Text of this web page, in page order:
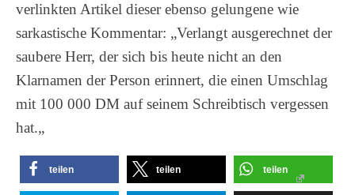
verlinkten Artikel dieser ebenso gelungene wie
sarkastische Kommentar: „Verlangt ausgerechnet der
saubere Herr, der sich bis heute nicht an den
Klarnamen der Person erinnert, die einen Umschlag
mit 100 000 DM auf seinem Schreibtisch vergessen
hat.„
teilen teilen teilen